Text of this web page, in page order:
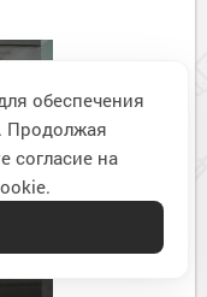
обеспечения
Продолжая
согласие на